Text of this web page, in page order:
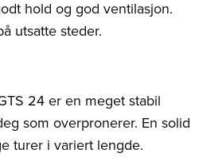
hold og god ventilasjon.
utsatte steder.
24 er en meget stabil
som overpronerer. En solid
turer i variert lengde.